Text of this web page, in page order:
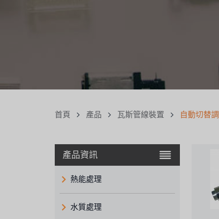
首頁 產品 瓦斯管線裝置 自動切替
產品資訊
熱能處理
水質處理